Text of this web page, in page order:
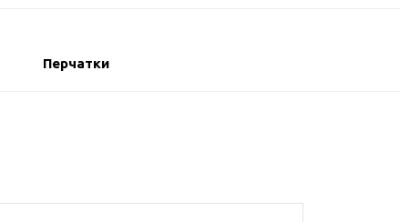
Перчатки